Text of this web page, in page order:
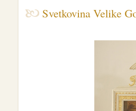
Svetkovina Velike